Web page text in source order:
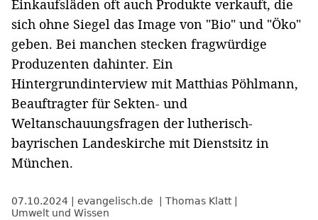
Einkaufsläden oft auch Produkte verkauft, die
sich ohne Siegel das Image von "Bio" und "Öko"
geben. Bei manchen stecken fragwürdige
Produzenten dahinter. Ein
Hintergrundinterview mit Matthias Pöhlmann,
Beauftragter für Sekten- und
Weltanschauungsfragen der lutherisch-
bayrischen Landeskirche mit Dienstsitz in
München.
07.10.2024 evangelisch.de
Thomas Klatt
Umwelt und Wissen